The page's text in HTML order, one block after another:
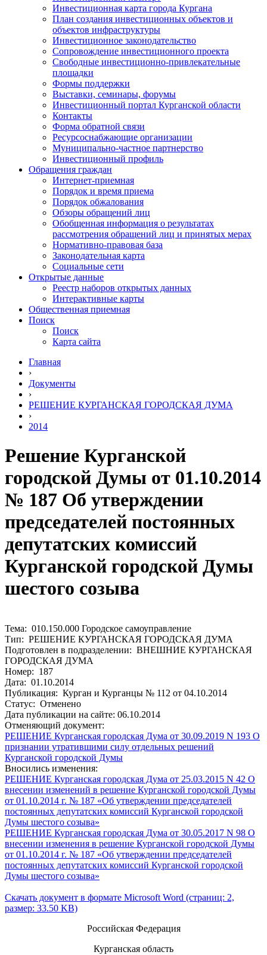
Инвестиционная карта города Кургана
План создания инвестиционных объектов и
объектов инфраструктуры
Инвестиционное законодательство
Сопровождение инвестиционного проекта
Свободные инвестиционно-привлекательные
площадки
Формы поддержки
Выставки, семинары, форумы
Инвестиционный портал Курганской области
Контакты
Форма обратной связи
Ресурсоснабжающие организации
Муниципально-частное партнерство
Инвестиционный профиль
Обращения граждан
Интернет-приемная
Порядок и время приема
Порядок обжалования
Обзоры обращений лиц
Обобщенная информация о результатах
рассмотрения обращений лиц и принятых мерах
Нормативно-правовая база
Законодательная карта
Социальные сети
Открытые данные
Реестр наборов открытых данных
Интерактивные карты
Общественная приемная
Поиск
Поиск
Карта сайта
Главная
›
Документы
›
РЕШЕНИЕ КУРГАНСКАЯ ГОРОДСКАЯ ДУМА
›
2014
Решение Курганской
городской Думы от 01.10.2014
№ 187 Об утверждении
председателей постоянных
депутатских комиссий
Курганской городской Думы
шестого созыва
Тема: 010.150.000 Городское самоуправление
Тип: РЕШЕНИЕ КУРГАНСКАЯ ГОРОДСКАЯ ДУМА
Подготовлен в подразделении: ВНЕШНИЕ КУРГАНСКАЯ
ГОРОДСКАЯ ДУМА
Номер: 187
Дата: 01.10.2014
Публикация: Курган и Курганцы № 112 от 04.10.2014
Статус: Отменено
Дата публикации на сайте: 06.10.2014
Отменяющий документ:
РЕШЕНИЕ Курганская городская Дума от 30.09.2019 N 193 О
признании утратившими силу отдельных решений
Курганской городской Думы
Вносились изменения:
РЕШЕНИЕ Курганская городская Дума от 25.03.2015 N 42 О
внесении изменений в решение Курганской городской Думы
от 01.10.2014 г. № 187 «Об утверждении председателей
постоянных депутатских комиссий Курганской городской
Думы шестого созыва»
РЕШЕНИЕ Курганская городская Дума от 30.05.2017 N 98 О
внесении изменения в решение Курганской городской Думы
от 01.10.2014 г. № 187 «Об утверждении председателей
постоянных депутатских комиссий Курганской городской
Думы шестого созыва»
Скачать документ в формате Microsoft Word (страниц: 2,
размер: 33.50 KB)
Российская Федерация
Курганская область